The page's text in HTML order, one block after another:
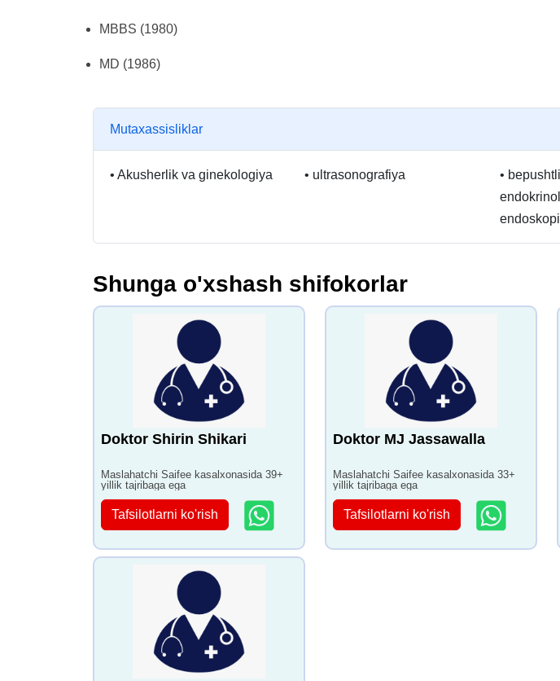
MBBS (1980)
MD (1986)
Mutaxassisliklar
• Akusherlik va ginekologiya • ultrasonografiya •
Shunga o'xshash shifokorlar
Doktor Shirin Shikari
Maslahatchi Saifee kasalxonasida 39+
yillik tajribaga ega
Tafsilotlarni ko'rish
Doktor MJ Jassawalla
Maslahatchi Saifee kasalxonasida 33+
yillik tajribaga ega
Tafsilotlarni ko'rish